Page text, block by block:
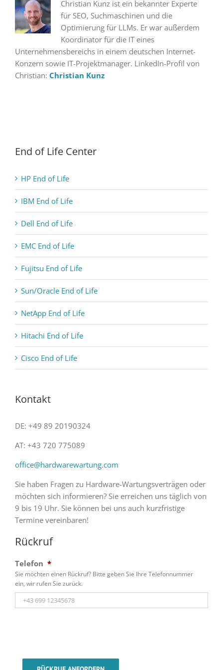
Christian Kunz ist ein bekannter Experte
für SEO, Suchmaschinen und die
Optimierung für LLMs. Er war außerdem
Koordinator für die IT eines
Unternehmensbereichs in einem deutschen Internet-
Konzern sowie IT-Projektmanager. LinkedIn-Profil von
Christian: Christian Kunz
End of Life Center
HP End of Life
IBM End of Life
Dell End of Life
EMC End of Life
Fujitsu End of Life
Sun/Oracle End of Life
NetApp End of Life
Hitachi End of Life
Cisco End of Life
Kontakt
DE: +49 89 20190324
AT: +43 720 775089
office@hardwarewartung.com
Sie haben Fragen zu Hardware-Wartungsverträgen oder
möchten sich informieren? Sie erreichen uns täglich von
9 bis 19 Uhr. Sie können bei uns auch kurzfristige
Termine vereinbaren!
Rückruf
Telefon *
Sie möchten einen Rückruf? Bitte geben Sie Ihre Telefonnummer
ein, wir rufen Sie zurück.